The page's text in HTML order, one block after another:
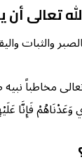
تعالى أن
والثبات
مخاطباً